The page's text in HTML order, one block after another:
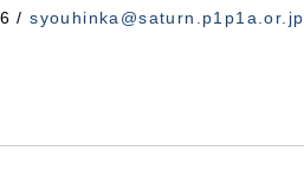
/syouhinka@saturn.p1p1a.or.jp